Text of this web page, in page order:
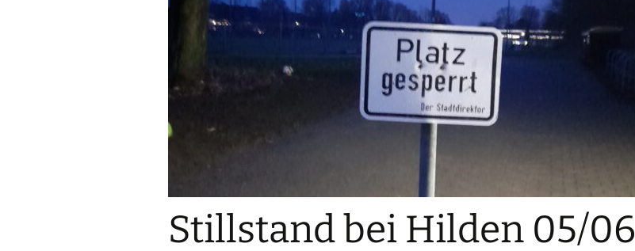
Nettetal
Neukirchen-Vluyn
Neuss
Ratingen
Stillstand bei Hilden 05/06